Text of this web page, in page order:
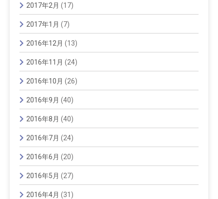
2017年2月 (17)
2017年1月 (7)
2016年12月 (13)
2016年11月 (24)
2016年10月 (26)
2016年9月 (40)
2016年8月 (40)
2016年7月 (24)
2016年6月 (20)
2016年5月 (27)
2016年4月 (31)